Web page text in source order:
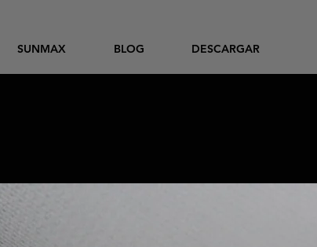
SUNMAX BLOG DESCARGAR